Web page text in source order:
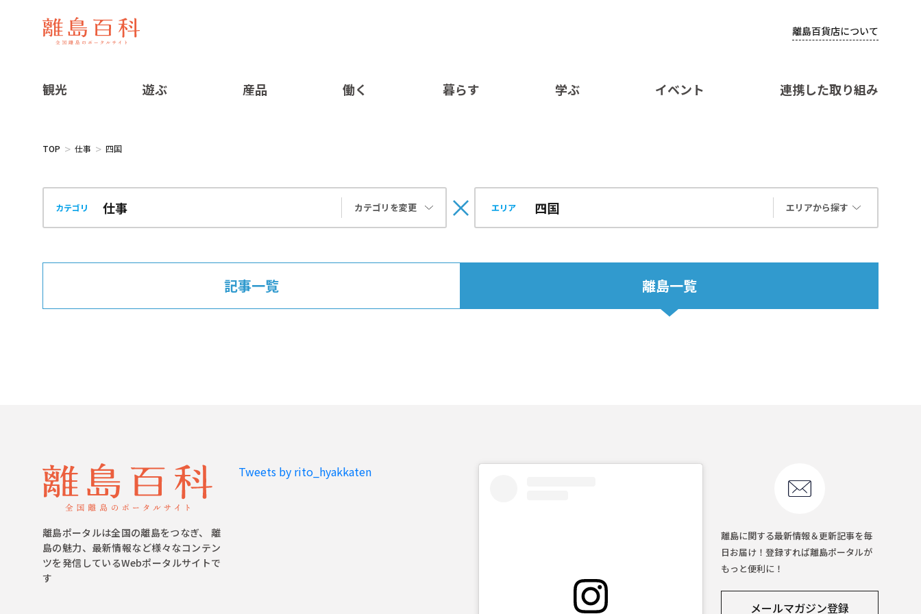
離島百貨店について
観光 遊ぶ 産品 働く 暮らす 学ぶ イベント 連携した取り組み
TOP 仕事 四国
カテゴリ カテゴリを変更 エリア エリアから探す
記事一覧 離島一覧
離島ポータルは全国の離島をつなぎ、 離
島の魅力、最新情報など様々なコンテン
ツを発信しているWebポータルサイトで
す
Tweets by rito_hyakkaten
離島に関する最新情報＆更新記事を毎
日お届け！登録すれば離島ポータルが
もっと便利に！
メールマガジン登録